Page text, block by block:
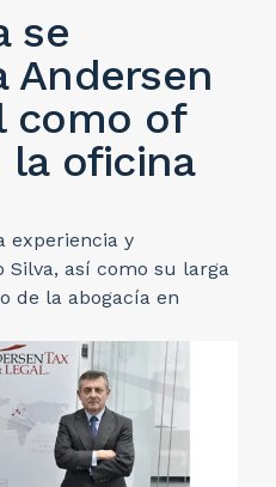
se
Andersen
como of
la oficina
experiencia y
Silva, así como su larga
de la abogacía en